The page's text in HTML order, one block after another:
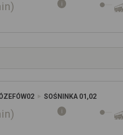
SOŚNINKA 01,02